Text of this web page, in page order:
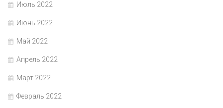
Июль 2022
Июнь 2022
Май 2022
Апрель 2022
Март 2022
Февраль 2022